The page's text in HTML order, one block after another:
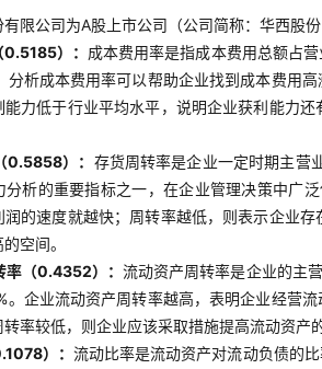
有限公司为A股上市公司（公司简称：华西
）： 成本费用率是指成本费用总额占
分析成本费用率可以帮助企业找到成本费用
能力低于行业平均水平，说明企业获利能力
0.5858）： 存货周转率是企业一定时期主营
分析的重要指标之一，在企业管理决策中广
润的速度就越快；周转率越低，则表示企业
空间。
率（0.4352）：流动资产周转率是企业的主
。企业流动资产周转率越高，表明企业经营
率较低，则企业应该采取措施提高流动资
）：流动比率是流动资产对流动负债的